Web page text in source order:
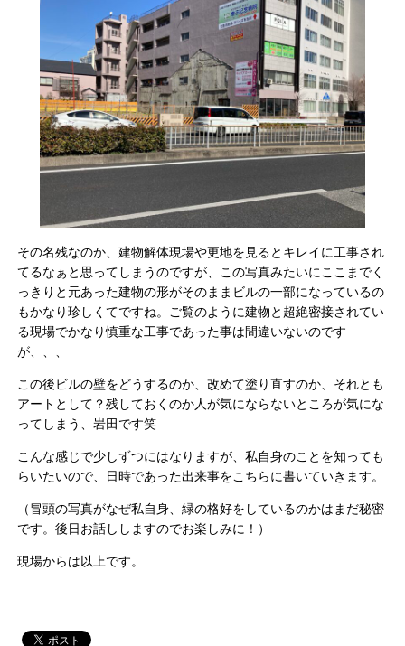
その名残なのか、建物解体現場や更地を見るとキレイに工事され
てるなぁと思ってしまうのですが、この写真みたいにここまでく
っきりと元あった建物の形がそのままビルの一部になっているの
もかなり珍しくてですね。ご覧のように建物と超絶密接されてい
る現場でかなり慎重な工事であった事は間違いないのです
が、、、
この後ビルの壁をどうするのか、改めて塗り直すのか、それとも
アートとして？残しておくのか人が気にならないところが気にな
ってしまう、岩田です笑
こんな感じで少しずつにはなりますが、私自身のことを知っても
らいたいので、日時であった出来事をこちらに書いていきます。
（冒頭の写真がなぜ私自身、緑の格好をしているのかはまだ秘密
です。後日お話ししますのでお楽しみに！）
現場からは以上です。